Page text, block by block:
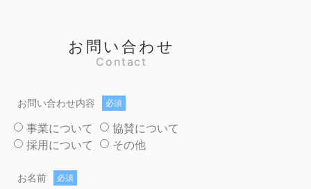
お問い合わせ
Contact
お問い合わせ内容
事業について
協賛について
採用について
その他
お名前